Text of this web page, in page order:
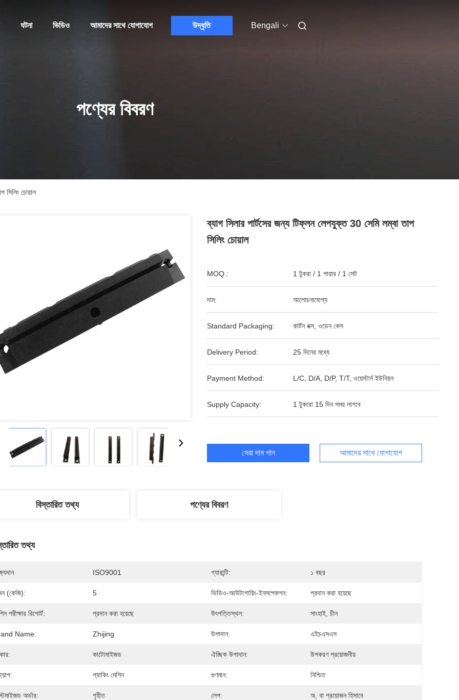
ঘটনা ভিডিও আমাদের সাথে যোগাযোগ উদ্ধৃতি Bengali
পণ্যের বিবরণ
সিলিং চোয়াল
ব্যাগ সিলার পার্টসের জন্য টিফ্লন লেপযুক্ত 30 সেমি লম্বা তাপ
সিলিং চোয়াল
MOQ.: 1 টুকরা / 1 পায়ার / 1 সেট
দাম: আলোচনাযোগ্য
Standard Packaging: কার্টন বক্স, ওডেন কেস
Delivery Period: 25 দিনের মধ্যে
Payment Method: L/C, D/A, D/P, T/T, ওয়েস্টার্ন ইউনিয়ন
Supply Capacity: 1 টুকরো 15 দিন সময় লাগবে
সেরা দাম পান আমাদের সাথে যোগাযোগ
বিস্তারিত তথ্য পণ্যের বিবরণ
তথ্য
ISO9001 গ্যারান্টি: ১ বছর
(কেজি): 5 ভিডিও-আউটগোয়িং-ইনসপেকশন: প্রদান করা হয়েছে
পরীক্ষার রিপোর্ট: প্রদান করা হয়েছে উৎপত্তিস্থল: সাংহাই, চীন
Name: Zhijing উপাদান: এইচএসএস
কাটোমাইজড ঐচ্ছিক উপাদান: উপকরণ প্রয়োজনীয়
প্যাকিং মেশিন গুণমান: নিশ্চিত
অর্ডার: গৃহীত লেপ: অ, বা প্রয়োজন হিসাবে